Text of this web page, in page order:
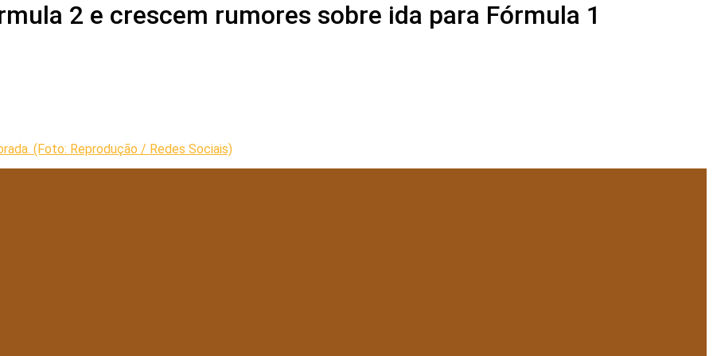
2 e crescem rumores sobre ida para Fórmula 1